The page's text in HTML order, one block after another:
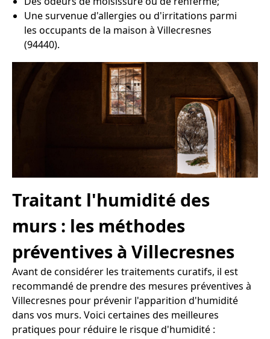
Une survenue d'allergies ou d'irritations parmi
les occupants de la maison à Villecresnes
(94440).
Traitant l'humidité des
murs : les méthodes
préventives à Villecresnes
Avant de considérer les traitements curatifs, il est
recommandé de prendre des mesures préventives à
Villecresnes pour prévenir l'apparition d'humidité
dans vos murs. Voici certaines des meilleures
pratiques pour réduire le risque d'humidité :